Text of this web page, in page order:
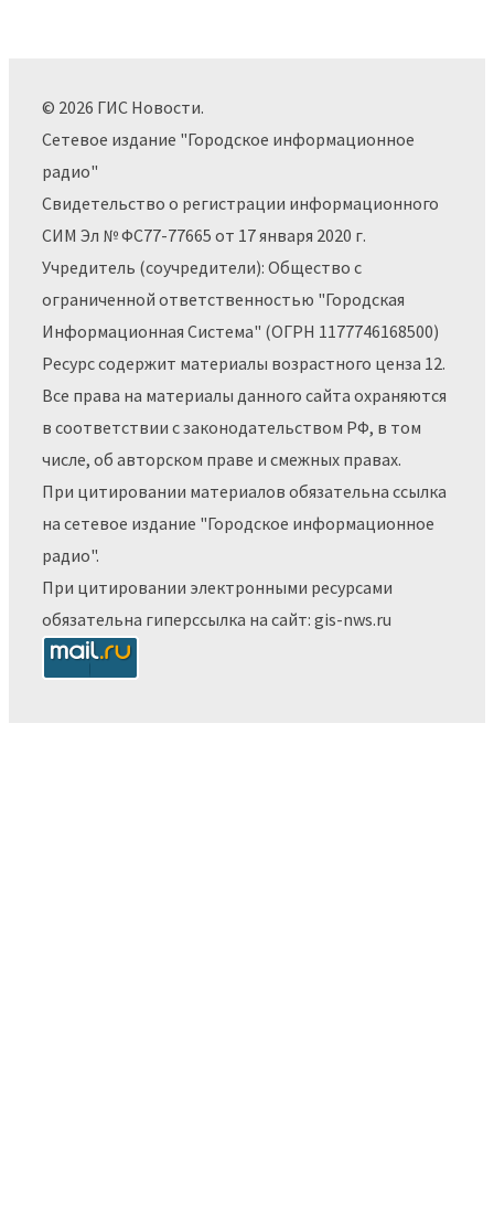
© 2026 ГИС Новости.
Сетевое издание "Городское информационное
радио"
Свидетельство о регистрации информационного
СИМ Эл № ФС77-77665 от 17 января 2020 г.
Учредитель (соучредители): Общество с
ограниченной ответственностью "Городская
Информационная Система" (ОГРН 1177746168500)
Ресурс содержит материалы возрастного ценза 12.
Все права на материалы данного сайта охраняются
в соответствии с законодательством РФ, в том
числе, об авторском праве и смежных правах.
При цитировании материалов обязательна ссылка
на сетевое издание "Городское информационное
радио".
При цитировании электронными ресурсами
обязательна гиперссылка на сайт: gis-nws.ru